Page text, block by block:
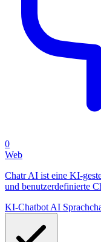
0
Web
Chatr AI ist eine KI-
und benutzerdefinierte
KI-Chatbot AI